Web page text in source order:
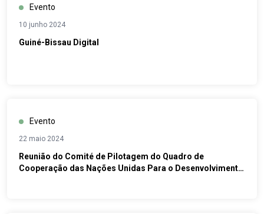
Evento
10 junho 2024
Guiné-Bissau Digital
Evento
22 maio 2024
Reunião do Comité de Pilotagem do Quadro de
Cooperação das Nações Unidas Para o Desenvolvimento